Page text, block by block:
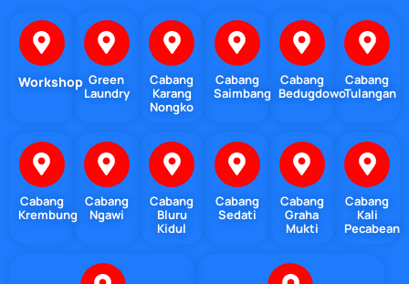
Workshop Green
Laundry
Cabang
Karang
Nongko
Cabang
Saimbang
Cabang
Bedugdowo
Cabang
Tulangan
Cabang
Krembung
Cabang
Ngawi
Cabang
Bluru
Kidul
Cabang
Sedati
Cabang
Graha
Mukti
Cabang
Kali
Pecabean